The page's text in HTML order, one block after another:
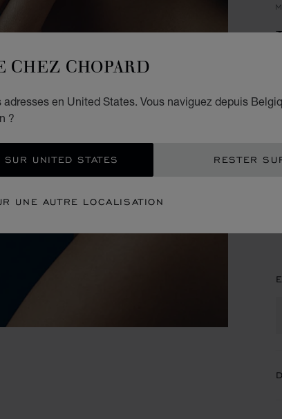
CHEZ CHOPARD
adresses en United States. Vous naviguez depuis
?
UNITED STATES RESTER
UNE AUTRE LOCALISATION